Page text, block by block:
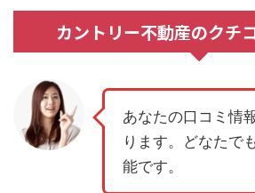
カントリー不動産のクチ
あなたの口コミ情
ります。どなたで
能です。